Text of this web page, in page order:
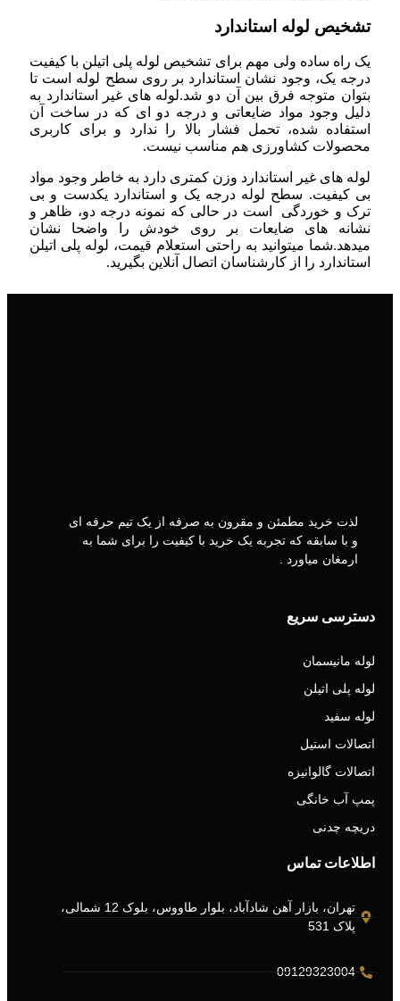
تشخیص لوله استاندارد
یک راه ساده ولی مهم برای تشخیص لوله پلی اتیلن با کیفیت
درجه یک، وجود نشان استاندارد بر روی سطح لوله است تا
بتوان متوجه فرق بین آن دو شد.لوله های غیر استاندارد به
دلیل وجود مواد ضایعاتی و درجه دو ای که در ساخت آن
استفاده شده، تحمل فشار بالا را ندارد و برای کاربری
محصولات کشاورزی هم مناسب نیست.
لوله های غیر استاندارد وزن کمتری دارد به خاطر وجود مواد
بی کیفیت. سطح لوله درجه یک و استاندارد یکدست و بی
ترک و خوردگی است در حالی که نمونه درجه دو، ظاهر و
نشانه های ضایعات بر روی خودش را واضحا نشان
میدهد.شما میتوانید به راحتی استعلام قیمت، لوله پلی اتیلن
استاندارد را از کارشناسان اتصال آنلاین بگیرید.
لذت خرید مطمئن و مقرون به صرفه از یک تیم حرفه ای
و با سابقه که تجربه یک خرید با کیفیت را برای شما به
ارمغان میاورد .
دسترسی سریع
لوله مانیسمان
لوله پلی اتیلن
لوله سفید
اتصالات استیل
اتصالات گالوانیزه
پمپ آب خانگی
دریچه چدنی
اطلاعات تماس
تهران، بازار آهن شادآباد، بلوار طاووس، بلوک 12 شمالی،
پلاک 531
09129323004